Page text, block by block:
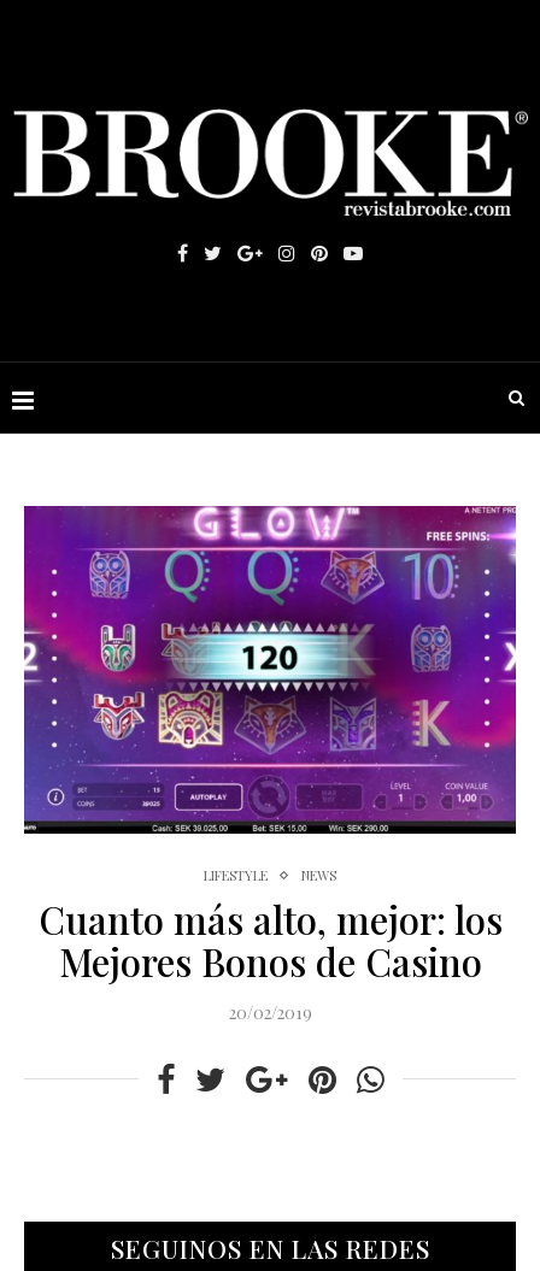
LIFESTYLE NEWS
Cuanto más alto, mejor: los
Mejores Bonos de Casino
20/02/2019
SEGUINOS EN LAS REDES